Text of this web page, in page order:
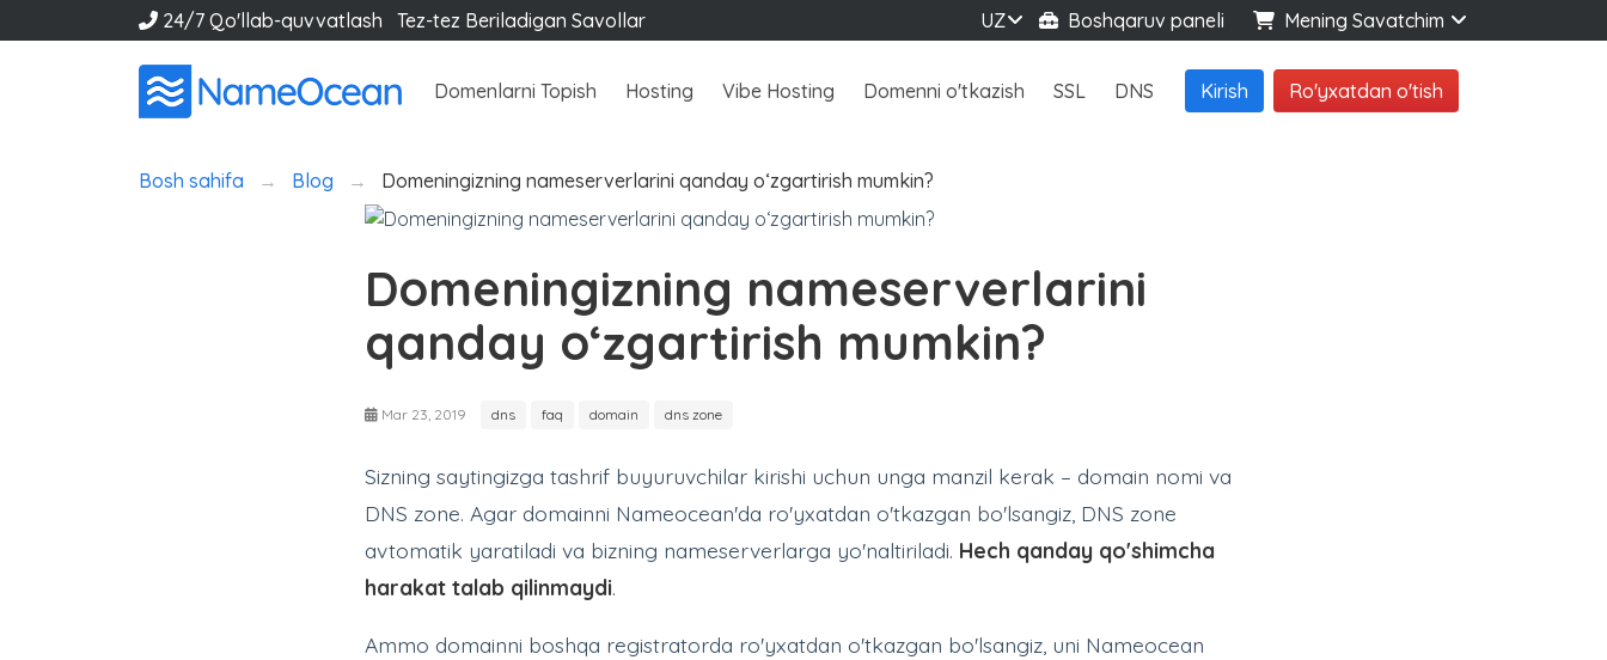
24/7 Qo'llab-quvvatlash Tez-tez Beriladigan Savollar UZ Boshqaruv paneli Mening Savatchim
Domenlarni Topish Hosting Vibe Hosting Domenni o'tkazish SSL DNS Kirish Ro'yxatdan o'tish
Bosh sahifa Blog Domeningizning nameserverlarini qanday o‘zgartirish mumkin?
Domeningizning nameserverlarini
qanday o‘zgartirish mumkin?
Mar 23, 2019 dns faq domain dns zone
Sizning saytingizga tashrif buyuruvchilar kirishi uchun unga manzil kerak – domain nomi va
DNS zone. Agar domainni Nameocean'da ro'yxatdan o'tkazgan bo'lsangiz, DNS zone
avtomatik yaratiladi va bizning nameserverlarga yo'naltiriladi. Hech qanday qo'shimcha
harakat talab qilinmaydi.
Ammo domainni boshqa registratorda ro'yxatdan o'tkazgan bo'lsangiz, uni Nameocean